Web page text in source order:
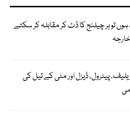
تو ہر چیلنج کا ڈٹ کر مقابلہ کر سکتے
خارجہ
پیٹرول، ڈیزل اور مٹی کے تیل کی